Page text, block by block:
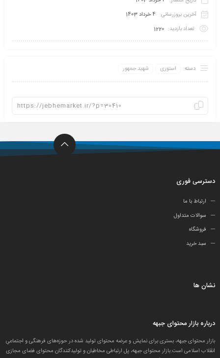
آخرین بروزرسانی: 4 خرداد 1403
تعداد بازدید: 1220
دسته: استوری شهید جمهور
دسترسی فوری
ارتباط با ما
سوالات متداول
فروشگاه
سبد خرید
نشان ها
درباره بازار محتوای جبهه
بازار محتوای جبهه، بستری برای نمایش و عرضه محتوای تولید شده در حوزه‌های فرهنگی و اجتماعیِ
انقلاب اسلامی است.بازار محتوای جبهه، پل ارتباطی مخاطبان و تولید‌کنندگان محتوای فضای مجازی